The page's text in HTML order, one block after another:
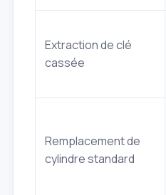
Extraction de clé
cassée
Remplacement de
cylindre standard